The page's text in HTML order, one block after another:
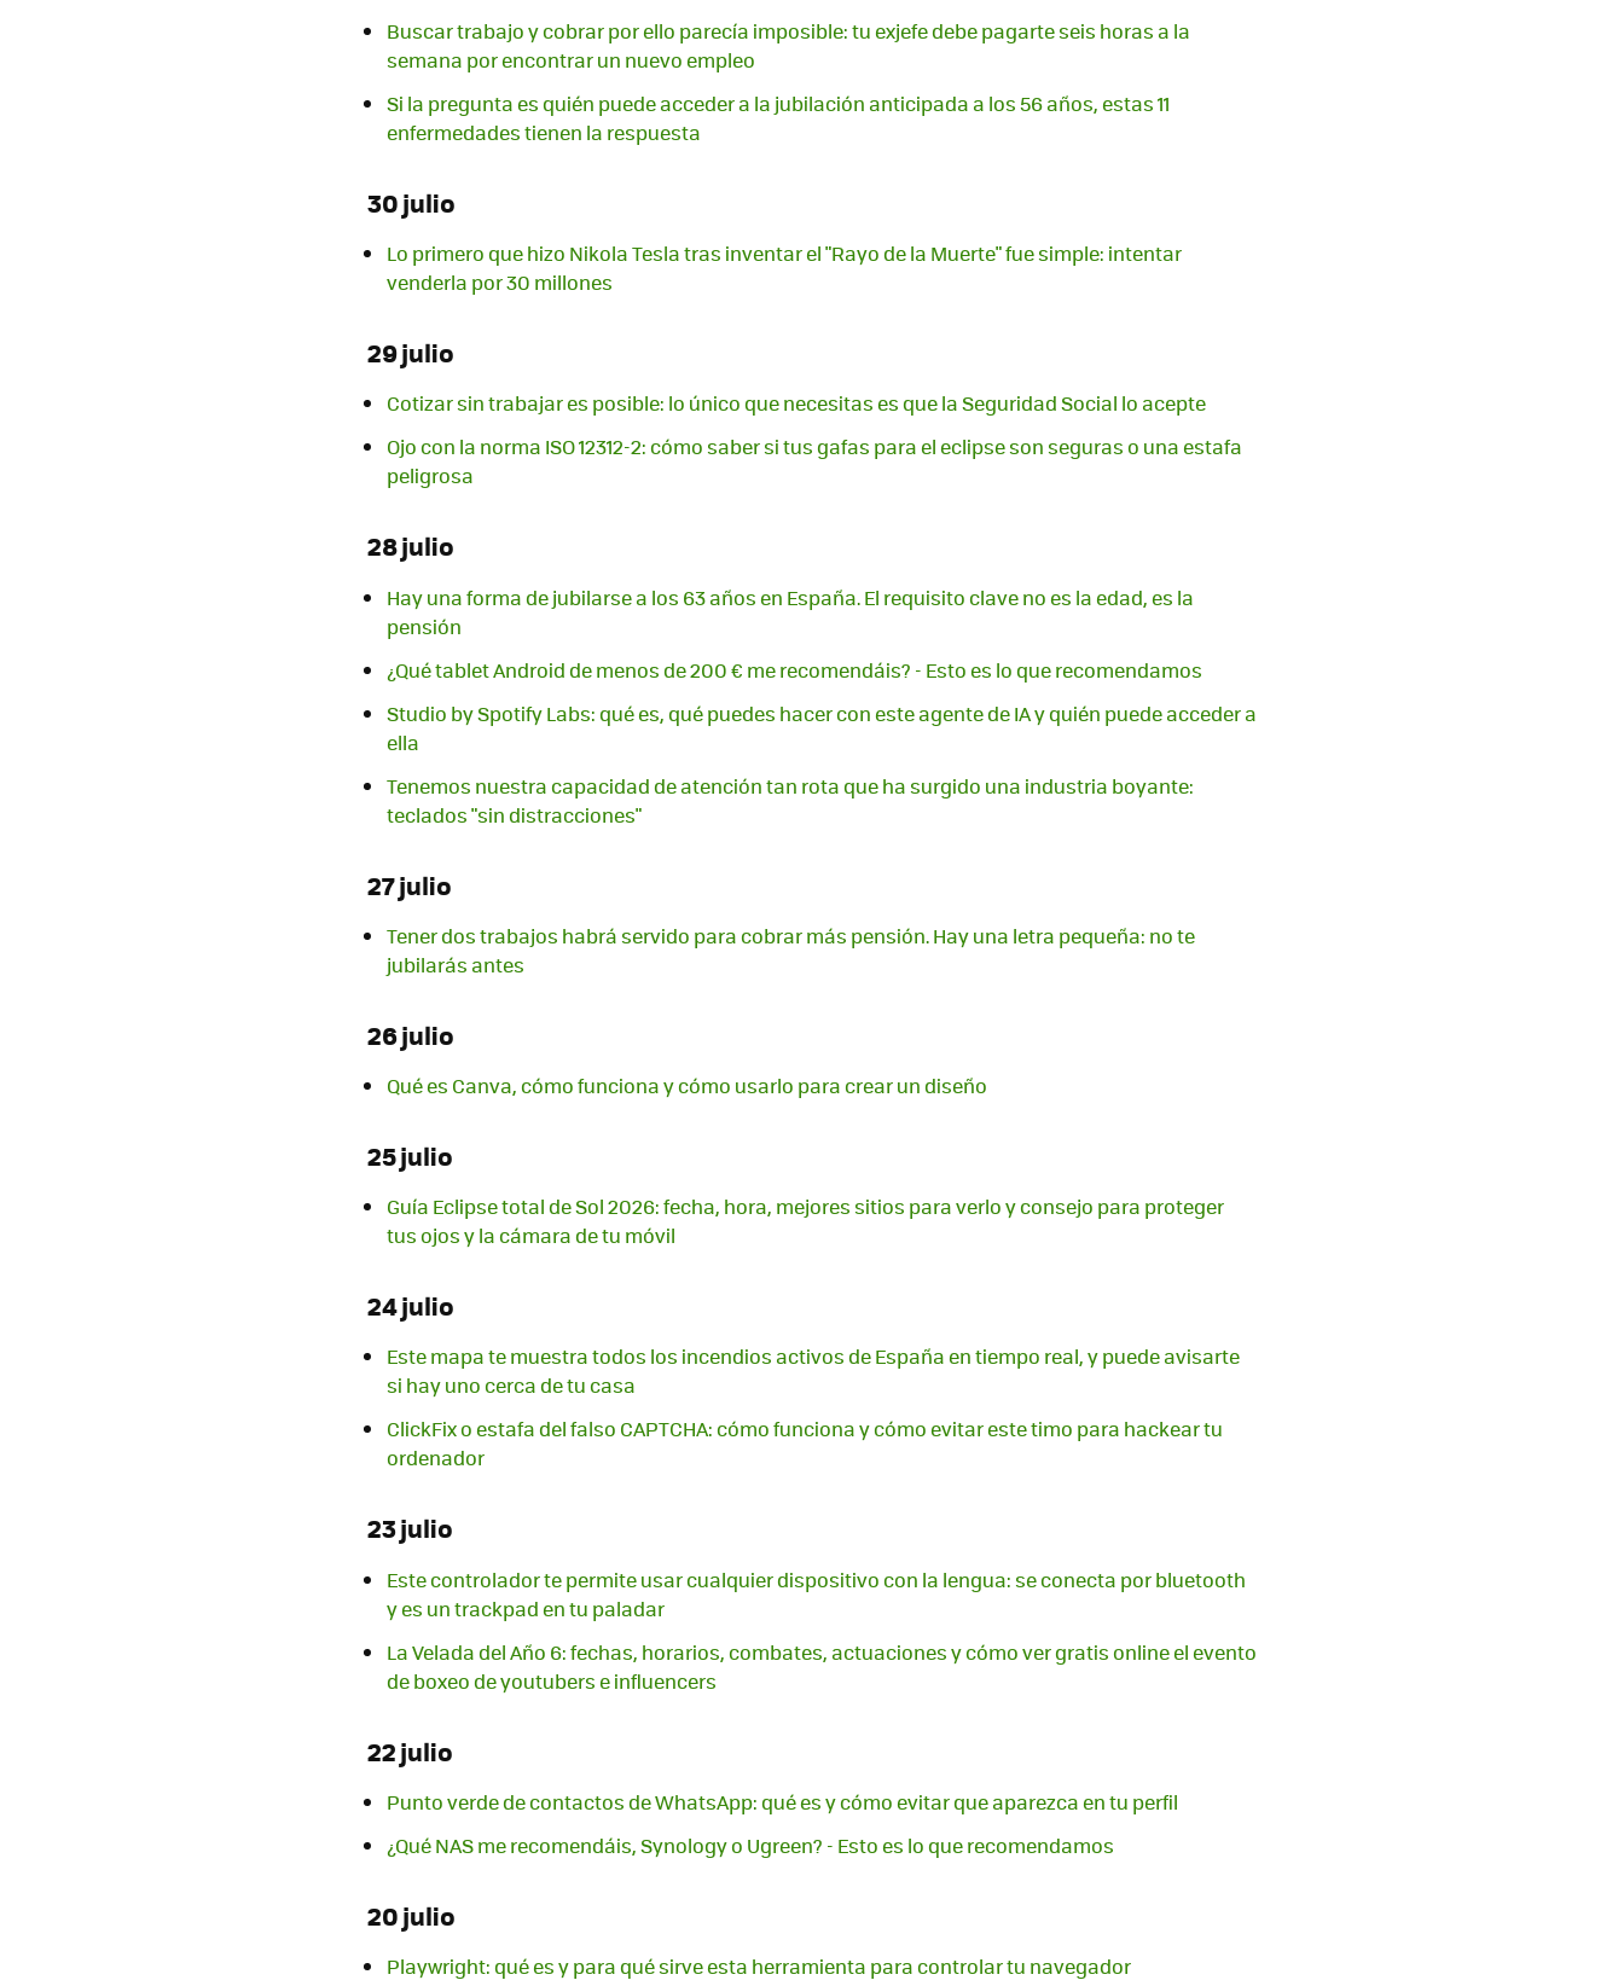
Buscar trabajo y cobrar por ello parecía imposible: tu exjefe debe pagarte seis horas a la
semana por encontrar un nuevo empleo
Si la pregunta es quién puede acceder a la jubilación anticipada a los 56 años, estas 11
enfermedades tienen la respuesta
30 julio
Lo primero que hizo Nikola Tesla tras inventar el "Rayo de la Muerte" fue simple: intentar
venderla por 30 millones
29 julio
Cotizar sin trabajar es posible: lo único que necesitas es que la Seguridad Social lo acepte
Ojo con la norma ISO 12312-2: cómo saber si tus gafas para el eclipse son seguras o una estafa
peligrosa
28 julio
Hay una forma de jubilarse a los 63 años en España. El requisito clave no es la edad, es la
pensión
¿Qué tablet Android de menos de 200 € me recomendáis? - Esto es lo que recomendamos
Studio by Spotify Labs: qué es, qué puedes hacer con este agente de IA y quién puede acceder a
ella
Tenemos nuestra capacidad de atención tan rota que ha surgido una industria boyante:
teclados "sin distracciones"
27 julio
Tener dos trabajos habrá servido para cobrar más pensión. Hay una letra pequeña: no te
jubilarás antes
26 julio
Qué es Canva, cómo funciona y cómo usarlo para crear un diseño
25 julio
Guía Eclipse total de Sol 2026: fecha, hora, mejores sitios para verlo y consejo para proteger
tus ojos y la cámara de tu móvil
24 julio
Este mapa te muestra todos los incendios activos de España en tiempo real, y puede avisarte
si hay uno cerca de tu casa
ClickFix o estafa del falso CAPTCHA: cómo funciona y cómo evitar este timo para hackear tu
ordenador
23 julio
Este controlador te permite usar cualquier dispositivo con la lengua: se conecta por bluetooth
y es un trackpad en tu paladar
La Velada del Año 6: fechas, horarios, combates, actuaciones y cómo ver gratis online el evento
de boxeo de youtubers e influencers
22 julio
Punto verde de contactos de WhatsApp: qué es y cómo evitar que aparezca en tu perfil
¿Qué NAS me recomendáis, Synology o Ugreen? - Esto es lo que recomendamos
20 julio
Playwright: qué es y para qué sirve esta herramienta para controlar tu navegador